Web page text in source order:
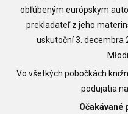
obľúbeným európskym
prekladateľ z jeho
uskutoční 3. decembra
Vo všetkých pobočkách
podujatia
Očakávané